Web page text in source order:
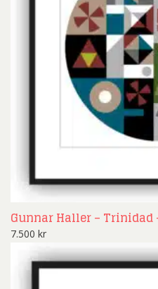
Gunnar Haller –
7.500 kr